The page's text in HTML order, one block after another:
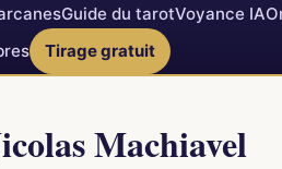
Guide du tarotVoyance IA
Tirage gratuit
Machiavel